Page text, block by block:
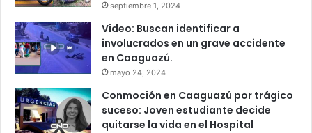
septiembre 1, 2024
Video: Buscan identificar a
involucrados en un grave accidente
en Caaguazú.
mayo 24, 2024
Conmoción en Caaguazú por trágico
suceso: Joven estudiante decide
quitarse la vida en el Hospital